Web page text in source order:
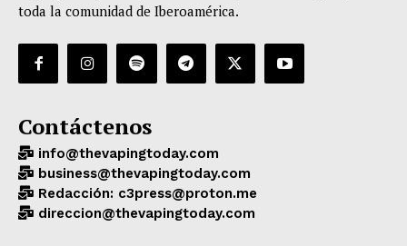
toda la comunidad de Iberoamérica.
Contáctenos
info@thevapingtoday.com
business@thevapingtoday.com
Redacción: c3press@proton.me
direccion@thevapingtoday.com